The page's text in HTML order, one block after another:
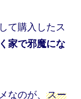
て購入したス
家で邪魔にな
のが、 スー